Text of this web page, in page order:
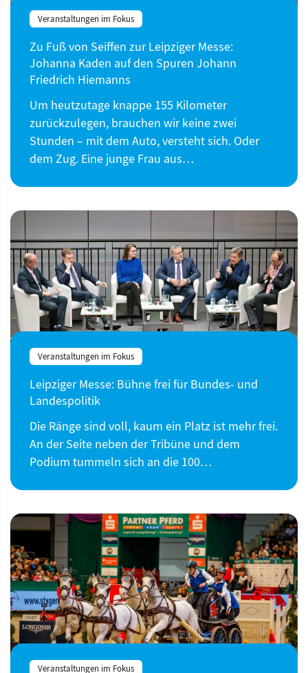
Veranstaltungen im Fokus
Zu Fuß von Seiffen zur Leipziger Messe:
Johanna Kaden auf den Spuren Johann
Friedrich Hiemanns
Um heutzutage knappe 155 Kilometer
zurückzulegen, brauchen wir keine zwei
Stunden – mit dem Auto, versteht sich. Oder
dem Zug. Eine junge Frau aus…
Veranstaltungen im Fokus
Leipziger Messe: Bühne frei für Bundes- und
Landespolitik
Die Ränge sind voll, kaum ein Platz ist mehr frei.
An der Seite neben der Tribüne und dem
Podium tummeln sich an die 100…
Veranstaltungen im Fokus